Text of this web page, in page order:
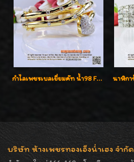
กำไลเพชรเบลเยี่ยมคัท น้ำ98 F-Color/VVS น้ำหนักเพชรรวม 3.00 กะรัต สวยไม่ซ้ำใครค่ะ
บริษัท ห้างเพชรทองเอ็งน่ำเฮง จำกัด